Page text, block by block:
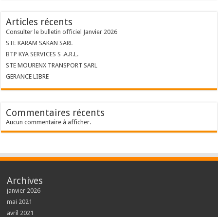
Articles récents
Consulter le bulletin officiel Janvier 2026
STE KARAM SAKAN SARL
BTP KYA SERVICES S .A.R.L.
STE MOURENX TRANSPORT SARL
GERANCE LIBRE
Commentaires récents
Aucun commentaire à afficher.
Archives
janvier 2026
mai 2021
avril 2021